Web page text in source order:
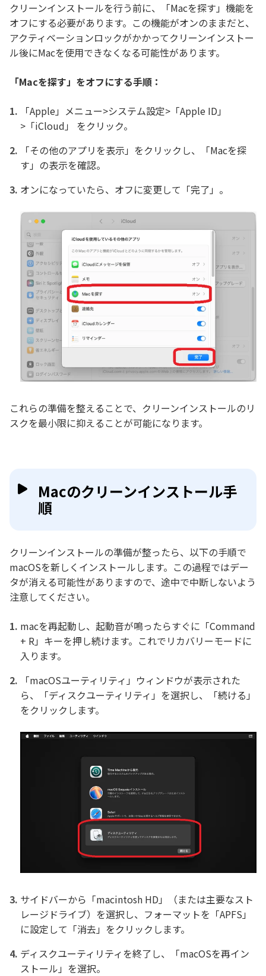
クリーンインストールを行う前に、「Macを探す」機能を
オフにする必要があります。この機能がオンのままだと、
アクティベーションロックがかかってクリーンインストー
ル後にMacを使用できなくなる可能性があります。
「Macを探す」をオフにする手順：
「Apple」メニュー>システム設定>「Apple ID」
>「iCloud」 をクリック。
「その他のアプリを表示」をクリックし、「Macを探
す」の表示を確認。
オンになっていたら、オフに変更して「完了」。
これらの準備を整えることで、クリーンインストールのリ
スクを最小限に抑えることが可能になります。
Macのクリーンインストール手
順
クリーンインストールの準備が整ったら、以下の手順で
macOSを新しくインストールします。この過程ではデー
タが消える可能性がありますので、途中で中断しないよう
注意してください。
macを再起動し、起動音が鳴ったらすぐに「Command
+ R」キーを押し続けます。これでリカバリーモードに
入ります。
「macOSユーティリティ」ウィンドウが表示された
ら、「ディスクユーティリティ」を選択し、「続ける」
をクリックします。
サイドバーから「macintosh HD」（または主要なスト
レージドライブ）を選択し、フォーマットを「APFS」
に設定して「消去」をクリックします。
ディスクユーティリティを終了し、「macOSを再イン
ストール」を選択。